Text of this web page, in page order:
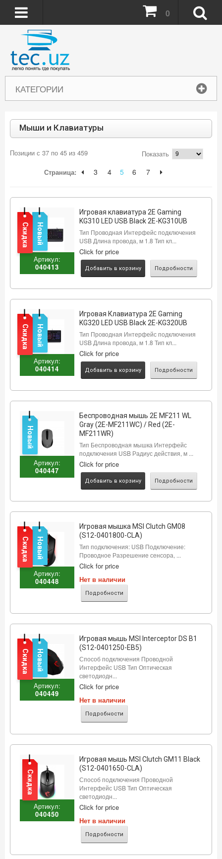
КАТЕГОРИИ
0
Мыши и Клавиатуры
Позиции с 37 по 45 из 459
Показать
Страница:
3 4 5 6 7
Артикул:
040413
Игровая клавиатура 2E Gaming
KG310 LED USB Black 2E-KG310UB
Тип Проводная Интерфейс подключения
USB Длина провода, м 1.8 Тип кл...
Click for price
Добавить в корзину Подробности
Новый
Скидка
Артикул:
040414
Игровая Клавиатура 2E Gaming
KG320 LED USB Black 2E-KG320UB
Тип Проводная Интерфейс подключения
USB Длина провода, м 1.8 Тип кл...
Click for price
Добавить в корзину Подробности
Новый
Скидка
Артикул:
040447
Беспроводная мышь 2E MF211 WL
Gray (2E-MF211WC) / Red (2E-
MF211WR)
Тип Беспроводная мышка Интерфейс
подключения USB Радиус действия, м ...
Click for price
Добавить в корзину Подробности
Новый
Артикул:
040448
Игровая мышка MSI Clutch GM08
(S12-0401800-CLA)
Тип подключения: USB Подключение:
Проводное Разрешение сенсора, ...
Click for price
Нет в наличии
Подробности
Новый
Скидка
Артикул:
040449
Игровая мышь MSI Interceptor DS B1
(S12-0401250-EB5)
Способ подключения Проводной
Интерфейс USB Тип Оптическая
светодиодн...
Click for price
Нет в наличии
Подробности
Новый
Скидка
Артикул:
040450
Игровая мышь MSI Clutch GM11 Black
(S12-0401650-CLA)
Способ подключения Проводной
Интерфейс USB Тип Оптическая
светодиодн...
Click for price
Нет в наличии
Подробности
Скидка